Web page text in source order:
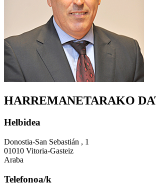
HARREMANETARAKO
Helbidea
Donostia-San Sebastián , 1
01010 Vitoria-Gasteiz
Araba
Telefonoa/k